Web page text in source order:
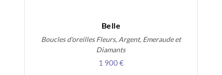
Belle
Boucles d'oreilles Fleurs, Argent, Emeraude et
Diamants
1 900 €